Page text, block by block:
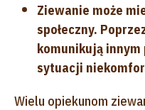
Ziewanie może
społeczny.
komunikują innym
sytuacji
Wielu opiekunom